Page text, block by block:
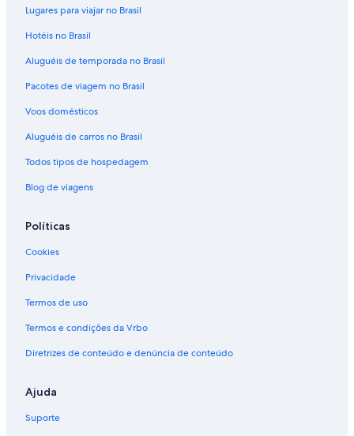
Lugares para viajar no Brasil
Hotéis no Brasil
Aluguéis de temporada no Brasil
Pacotes de viagem no Brasil
Voos domésticos
Aluguéis de carros no Brasil
Todos tipos de hospedagem
Blog de viagens
Políticas
Cookies
Privacidade
Termos de uso
Termos e condições da Vrbo
Diretrizes de conteúdo e denúncia de conteúdo
Ajuda
Suporte